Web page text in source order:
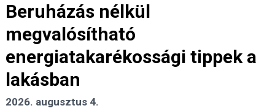
Beruházás nélkül
megvalósítható
energiatakarékossági tippek a
lakásban
2026. augusztus 4.